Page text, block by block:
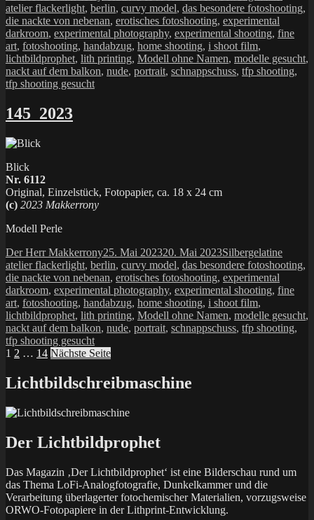
am
atelier flackerlight, berlin, curvy model, das besondere fotoshooting,
die nackte von nebenan, erotisches fotoshooting, experimental
darkroom, experimental photography, experimental shooting, fine
art, fotoshooting, handabzug, home shooting, i shoot film,
lichtbildprophet, lith printing, Modell ohne Namen, modelle gesucht,
nackt auf dem balkon, nude, portrait, schnappschuss, tfp shooting,
tfp shooting gesucht
145_2023
Blick
Nr. 6112
Original, Einzelstück, Fotopapier, ca. 18 x 24 cm
(c) 2023 Makkerrony
Modell Perle
Autor
Der Herr MakkerronyVeröffentlicht
am
25. Mai 202320. Mai 2023Kategorien
Silbergelatine
atelier flackerlight, berlin, curvy model, das besondere fotoshooting,
die nackte von nebenan, erotisches fotoshooting, experimental
darkroom, experimental photography, experimental shooting, fine
art, fotoshooting, handabzug, home shooting, i shoot film,
lichtbildprophet, lith printing, Modell ohne Namen, modelle gesucht,
nackt auf dem balkon, nude, portrait, schnappschuss, tfp shooting,
tfp shooting gesucht
Seitennummerierung
der
Beiträge
Seite
1 Seite
2 … Seite
14 Nächste Seite
Lichtbildschreibmaschine
Der Lichtbildprophet
Das Magazin ‚Der Lichtbildprophet‘ ist eine Bilderschau rund um
das Thema LoFi-Analogfotografie, Dunkelkammer und die
Verarbeitung überlagerter fotochemischer Materialien, vorzugsweise
ORWO-Fotopapiere in der Lithprint-Entwicklung.